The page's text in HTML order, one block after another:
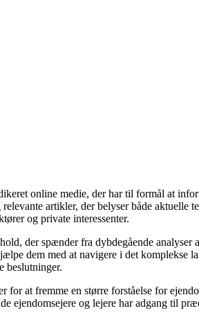
online medie, der har til formål at
artikler, der belyser både
og private interessenter.
der spænder fra dybdegående
dem med at navigere i det komplekse
beslutninger.
for at fremme en større forståelse for
ejendomsejere og lejere har adgang til